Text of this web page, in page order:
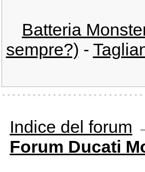
Batteria
sempre?) -
Indice del forum
Forum Ducati